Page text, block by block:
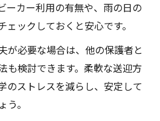
ーカー利用の有無や、雨の日の
ックしておくと安心です。
が必要な場合は、他の保護者と
も検討できます。柔軟な送迎方
のストレスを減らし、安定して
。